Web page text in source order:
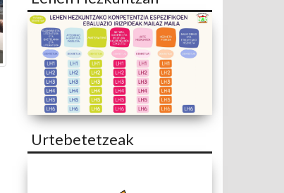
Urtebetetzeak